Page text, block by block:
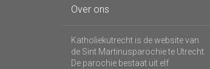
Over ons
Katholiekutrecht is de website van
de Sint Martinusparochie te Utrecht.
De parochie bestaat uit elf